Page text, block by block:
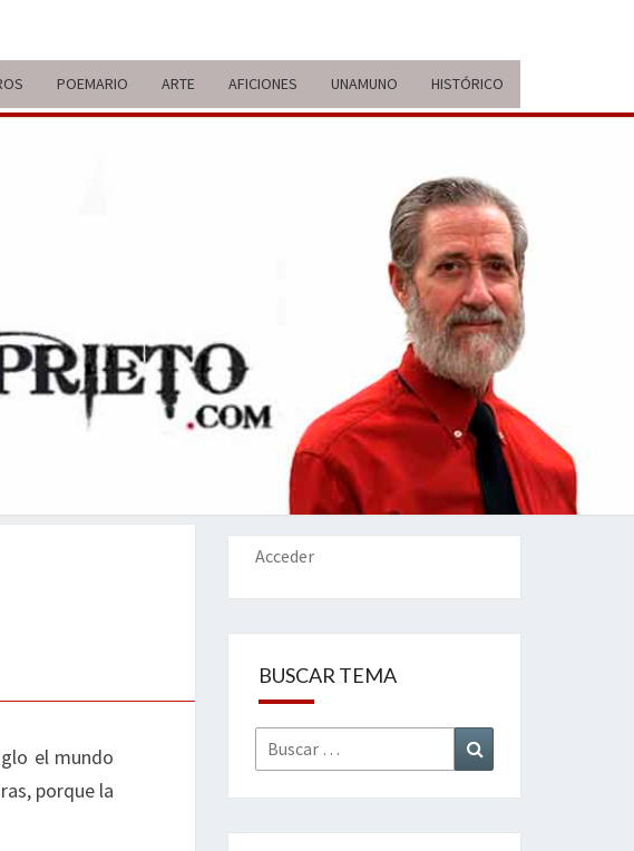
POEMARIO ARTE AFICIONES UNAMUNO HISTÓRICO
VIDA Y
Y
el mundo
porque la
Acceder
BUSCAR TEMA
Buscar
por: